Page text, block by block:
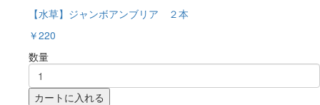
【水草】ジャンボアンブリア ２本
￥220
数量
カートに入れる